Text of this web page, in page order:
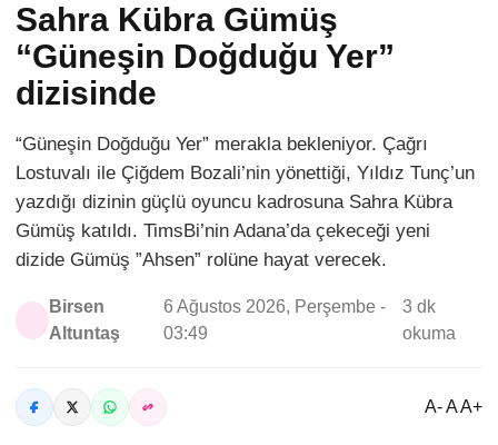
Sahra Kübra Gümüş
“Güneşin Doğduğu Yer”
dizisinde
“Güneşin Doğduğu Yer” merakla bekleniyor. Çağrı
Lostuvalı ile Çiğdem Bozali’nin yönettiği, Yıldız Tunç’un
yazdığı dizinin güçlü oyuncu kadrosuna Sahra Kübra
Gümüş katıldı. TimsBi’nin Adana’da çekeceği yeni
dizide Gümüş ”Ahsen” rolüne hayat verecek.
Birsen
Altuntaş
6 Ağustos 2026, Perşembe -
03:49
3 dk
okuma
A- A A+